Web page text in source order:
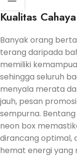
Kualitas
Banyak orang
terang daripada
memiliki
sehingga seluruh
menyala merata
jauh, pesan
sempurna.
neon box
dirancang optimal,
hemat energi yang